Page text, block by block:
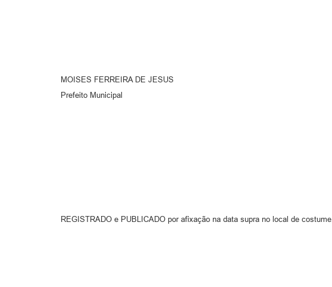
MOISES FERREIRA DE JESUS
Prefeito Municipal
REGISTRADO e PUBLICADO por afixação na data supra no local de costume.